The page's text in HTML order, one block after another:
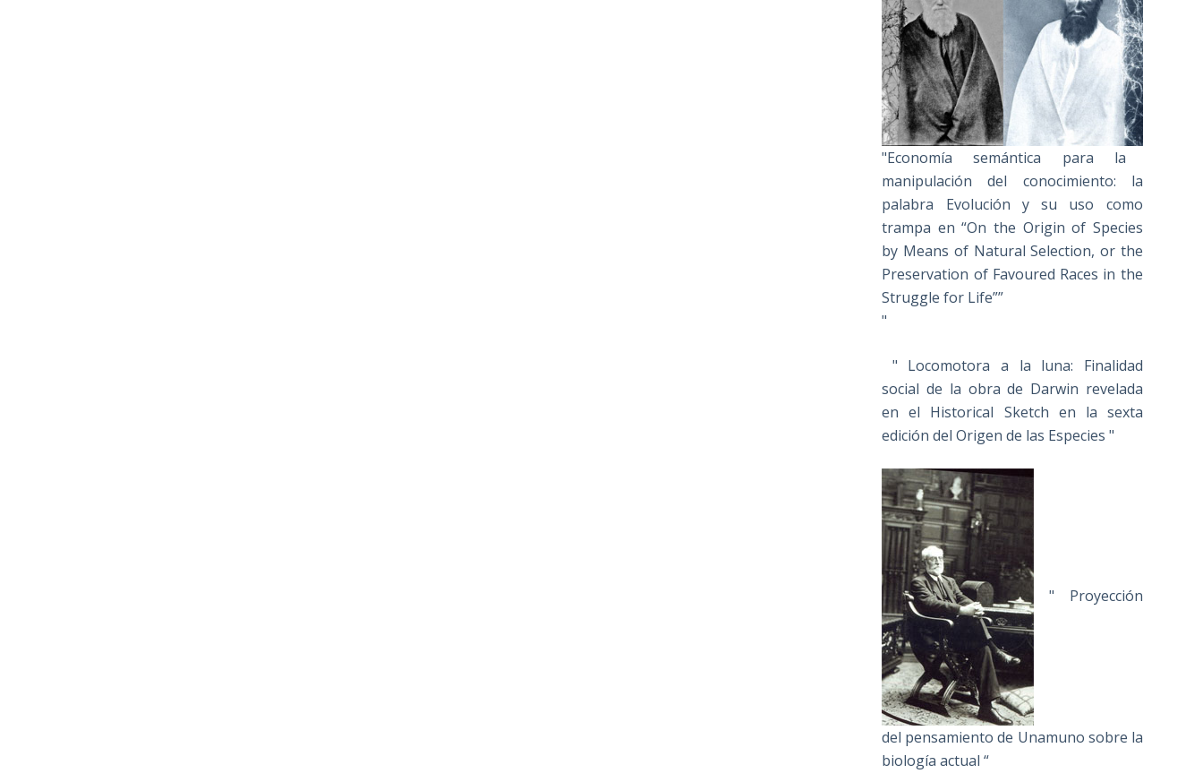
"Economía semántica para la
manipulación del conocimiento: la
palabra Evolución y su uso como
trampa en “On the Origin of Species
by Means of Natural Selection, or the
Preservation of Favoured Races in the
Struggle for Life””
"
" Locomotora a la luna: Finalidad
social de la obra de Darwin revelada
en el Historical Sketch en la sexta
edición del Origen de las Especies "
" Proyección
del pensamiento de Unamuno sobre la
biología actual “